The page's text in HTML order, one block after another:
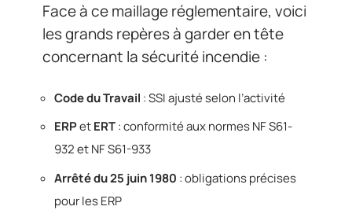
Face à ce maillage réglementaire, voici
les grands repères à garder en tête
concernant la sécurité incendie :
Code du Travail : SSI ajusté selon l’activité
ERPetERT: conformité aux normes NF S61-
932 et NF S61-933
Arrêté du 25 juin 1980 : obligations précises
pour les ERP